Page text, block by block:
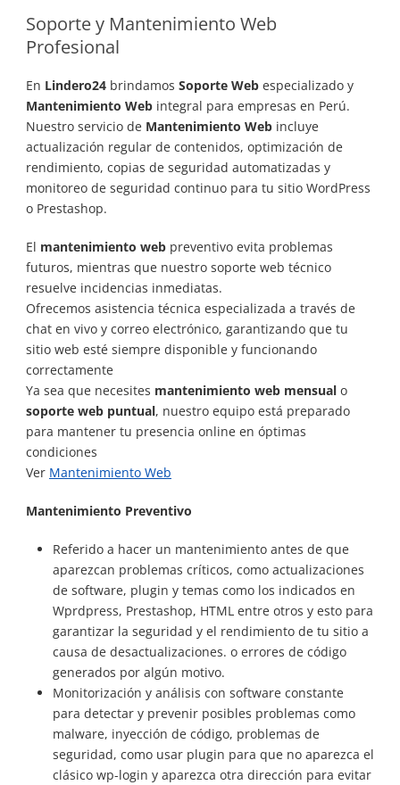
Soporte y Mantenimiento Web
Profesional
En Lindero24 brindamos Soporte Web especializado y
Mantenimiento Web integral para empresas en Perú.
Nuestro servicio de Mantenimiento Web incluye
actualización regular de contenidos, optimización de
rendimiento, copias de seguridad automatizadas y
monitoreo de seguridad continuo para tu sitio WordPress
o Prestashop.
El mantenimiento web preventivo evita problemas
futuros, mientras que nuestro soporte web técnico
resuelve incidencias inmediatas.
Ofrecemos asistencia técnica especializada a través de
chat en vivo y correo electrónico, garantizando que tu
sitio web esté siempre disponible y funcionando
correctamente
Ya sea que necesites mantenimiento web mensual o
soporte web puntual, nuestro equipo está preparado
para mantener tu presencia online en óptimas
condiciones
Ver Mantenimiento Web
Mantenimiento Preventivo
Referido a hacer un mantenimiento antes de que
aparezcan problemas críticos, como actualizaciones
de software, plugin y temas como los indicados en
Wprdpress, Prestashop, HTML entre otros y esto para
garantizar la seguridad y el rendimiento de tu sitio a
causa de desactualizaciones. o errores de código
generados por algún motivo.
Monitorización y análisis con software constante
para detectar y prevenir posibles problemas como
malware, inyección de código, problemas de
seguridad, como usar plugin para que no aparezca el
clásico wp-login y aparezca otra dirección para evitar